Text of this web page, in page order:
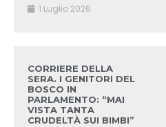
1 Luglio 2026
CORRIERE DELLA
SERA. I GENITORI DEL
BOSCO IN
PARLAMENTO: “MAI
VISTA TANTA
CRUDELTÀ SUI BIMBI”